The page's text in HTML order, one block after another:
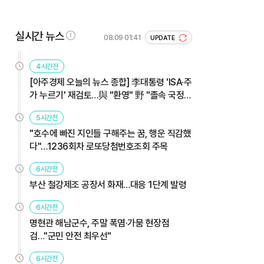
실시간 뉴스 08.09 01:41 UPDATE
4시간전
[아주경제 오늘의 뉴스 종합] 李대통령 'ISA·주
가 누르기' 재검토…與 "환영" 野 "졸속 국정"
外
5시간전
"호수에 빠진 지인들 구해주는 꿈, 행운 직감했
다"…1236회차 로또당첨번호조회 주목
6시간전
부산 철강제조 공장서 화재…대응 1단계 발령
6시간전
명현관 해남군수, 주말 폭염·가뭄 현장점
검…"군민 안전 최우선"
6시간전